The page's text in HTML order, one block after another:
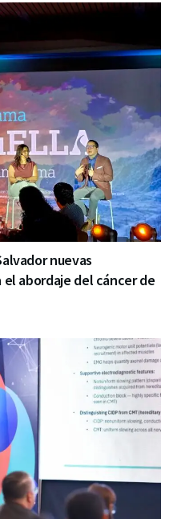
nuevas
abordaje del cáncer de